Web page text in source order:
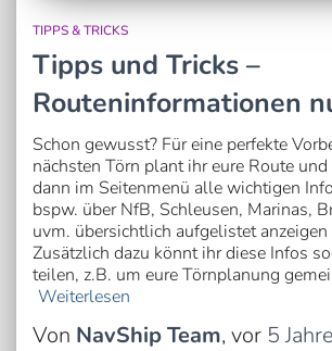
TIPPS & TRICKS
Tipps und Tricks –
Routeninformationen
Schon gewusst? Für eine perfekte
nächsten Törn plant ihr eure Route
dann im Seitenmenü alle wichtigen
bspw. über NfB, Schleusen, Marinas,
uvm. übersichtlich aufgelistet anzeigen
Zusätzlich dazu könnt ihr diese Infos
teilen, z.B. um eure Törnplanung
Weiterlesen
Von NavShip Team, vor 5